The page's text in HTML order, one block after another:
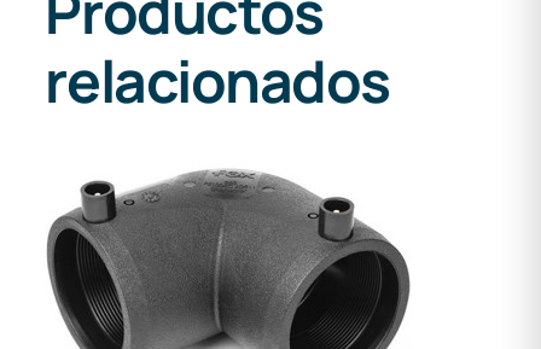
relacionados
DETALLES